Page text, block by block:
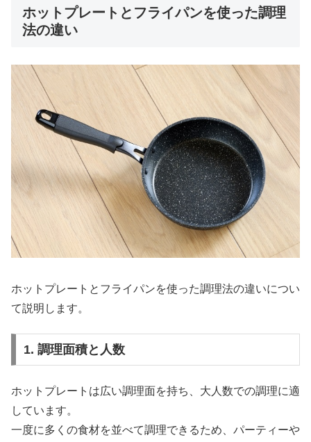
ホットプレートとフライパンを使った調理
法の違い
ホットプレートとフライパンを使った調理法の違いについ
て説明します。
1. 調理面積と人数
ホットプレートは広い調理面を持ち、大人数での調理に適
しています。
一度に多くの食材を並べて調理できるため、パーティーや